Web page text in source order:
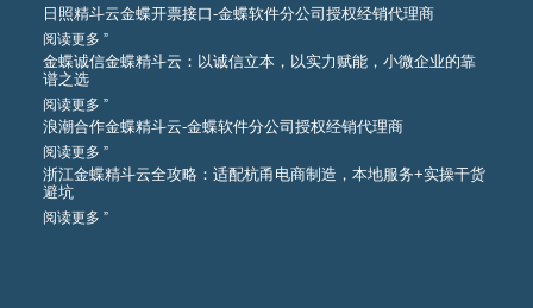
日照精斗云金蝶开票接口-金蝶软件分公司授权经销代理商
阅读更多 ”
金蝶诚信金蝶精斗云：以诚信立本，以实力赋能，小微企业的靠
谱之选
阅读更多 ”
浪潮合作金蝶精斗云-金蝶软件分公司授权经销代理商
阅读更多 ”
浙江金蝶精斗云全攻略：适配杭甬电商制造，本地服务+实操干货
避坑
阅读更多 ”